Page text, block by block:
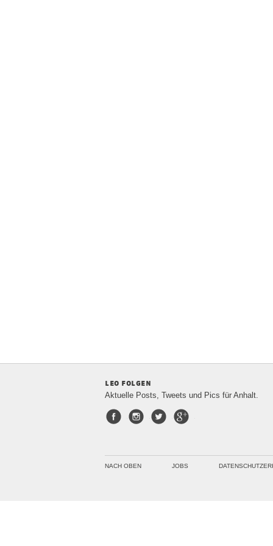
leo folgen
Aktuelle Posts, Tweets und Pics für Anhalt.
FacebookInstagram
Twitter
NACH OBEN JOBS